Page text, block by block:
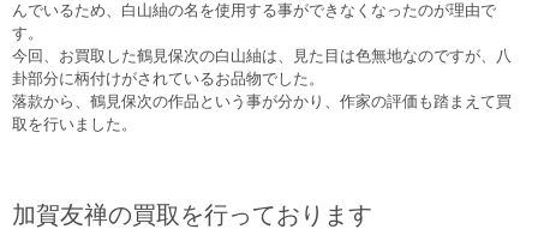
んでいるため、白山紬の名を使用する事ができなくなったのが理由で
す。
今回、お買取した鶴見保次の白山紬は、見た目は色無地なのですが、八
卦部分に柄付けがされているお品物でした。
落款から、鶴見保次の作品という事が分かり、作家の評価も踏まえて買
取を行いました。
加賀友禅の買取を行っております